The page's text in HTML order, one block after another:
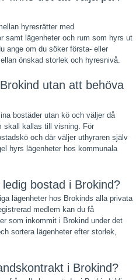
hyresrätter med
samt lägenheter och rum som hyrs ut
ange om du söker första- eller
önskad storlek och hyresnivå.
utan att behöva
bostäder utan kö och väljer då
skall kallas till visning. För
och där väljer uthyraren själv
hyrs lägenheter hos kommunala
bostad i Brokind?
lägenheter hos Brokinds alla privata
medlem kan du få
som inkommit i Brokind under det
sortera lägenheter efter storlek,
i Brokind?